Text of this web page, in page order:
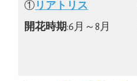
① リアトリス
開花時期:6月～8月